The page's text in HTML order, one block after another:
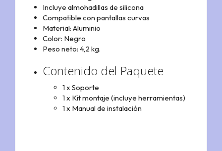
Incluye almohadillas de silicona
Compatible con pantallas curvas
Material: Aluminio
Color: Negro
Peso neto: 4,2 kg.
Contenido del Paquete
1 x Soporte
1 x Kit montaje (incluye herramientas)
1 x Manual de instalación